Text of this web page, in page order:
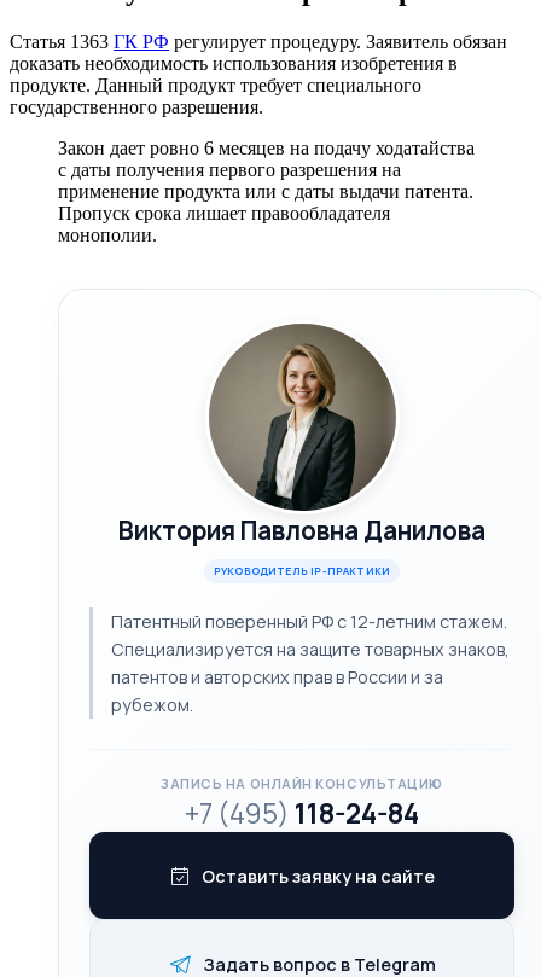
Статья 1363 ГК РФ регулирует процедуру. Заявитель обязан
доказать необходимость использования изобретения в
продукте. Данный продукт требует специального
государственного разрешения.
Закон дает ровно 6 месяцев на подачу ходатайства
с даты получения первого разрешения на
применение продукта или с даты выдачи патента.
Пропуск срока лишает правообладателя
монополии.
Виктория Павловна Данилова
РУКОВОДИТЕЛЬ IP-ПРАКТИКИ
Патентный поверенный РФ с 12-летним стажем.
Специализируется на защите товарных знаков,
патентов и авторских прав в России и за
рубежом.
ЗАПИСЬ НА ОНЛАЙН КОНСУЛЬТАЦИЮ
+7 (495) 118-24-84
Оставить заявку на сайте
Задать вопрос в Telegram